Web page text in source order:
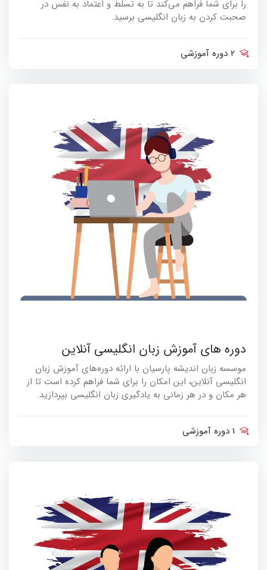
را برای شما فراهم می‌کند تا به تسلط و اعتماد به نفس در
صحبت کردن به زبان انگلیسی برسید.
2 دوره آموزشی
دوره های آموزش زبان انگلیسی آنلاین
موسسه زبان اندیشه پارسیان با ارائه دوره‌های آموزش زبان
انگلیسی آنلاین، این امکان را برای شما فراهم کرده است تا از
هر مکان و در هر زمانی به یادگیری زبان انگلیسی بپردازید.